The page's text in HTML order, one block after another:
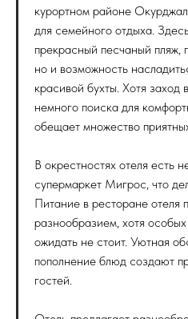
курортном районе
для семейного отдыха.
прекрасный песчаный пляж,
но и возможность
красивой бухты. Хотя заход
немного поиска для
обещает множество
В окрестностях отеля есть
супермаркет Мигрос, что
Питание в ресторане отеля
разнообразием, хотя
ожидать не стоит. Уютная
пополнение блюд создают
гостей.